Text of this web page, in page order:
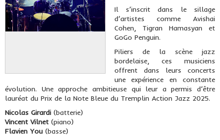
Il s’inscrit dans le sillage
d’artistes comme Avishai
Cohen, Tigran Hamasyan et
GoGo Penguin.
Piliers de la scène jazz
bordelaise, ces musiciens
offrent dans leurs concerts
une expérience en constante
évolution. Une approche ambitieuse qui leur a permis d’être
lauréat du Prix de la Note Bleue du Tremplin Action Jazz 2025.
Nicolas Girardi (batterie)
Vincent Vilnet (piano)
Flavien You (basse)